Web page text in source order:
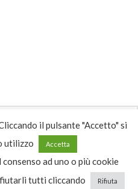
il pulsante "Accetto" si
utilizzo
Accetta
ad uno o più cookie
tutti cliccando Rifiuta